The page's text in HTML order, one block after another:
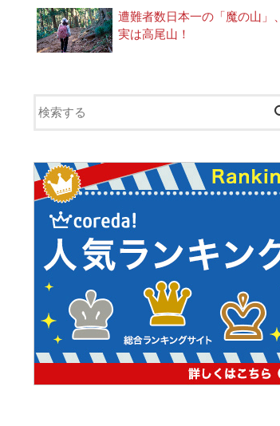
遭難者数日本一の「魔の山」、
実は高尾山！